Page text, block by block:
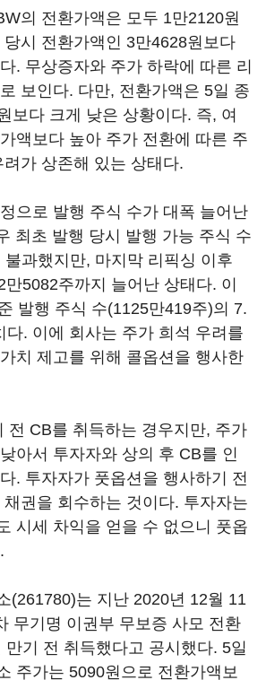
의 전환가액은 모두 1만2120원
시 전환가액인 3만4628원보다
. 무상증자와 주가 하락에 따른 리
보인다. 다만, 전환가액은 5일 종
보다 크게 낮은 상황이다. 즉, 여
액보다 높아 주가 전환에 따른 주
가 상존해 있는 상태다.
으로 발행 주식 수가 대폭 늘어난
최초 발행 당시 발행 가능 주식 수
과했지만, 마지막 리픽싱 이후
5082주까지 늘어난 상태다. 이
발행 주식 수(1125만419주)의 7.
다. 이에 회사는 주가 희석 우려를
치 제고를 위해 콜옵션을 행사한
전 CB를 취득하는 경우지만, 주가
아서 투자자와 상의 후 CB를 인
. 투자자가 풋옵션을 행사하기 전
권을 회수하는 것이다. 투자자는
시세 차익을 얻을 수 없으니 풋옵
(261780)는 지난 2020년 12월 11
무기명 이권부 무보증 사모 전환
만기 전 취득했다고 공시했다. 5일
주가는 5090원으로 전환가액보